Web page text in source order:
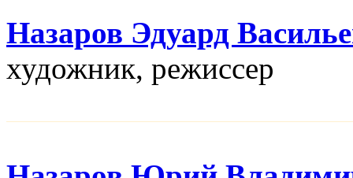
Назаров Эдуард
художник, режисcер